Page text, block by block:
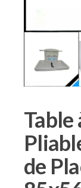
Table
de